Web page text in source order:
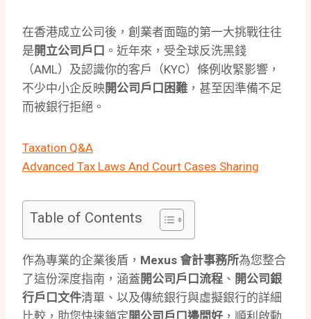
在香港成立公司後，創業者面臨的第一大挑戰往往
是 開立公司戶口 。近年來，受全球反洗黑錢
（AML）及認識你的客戶（KYC）條例收緊影響，
不少中小企反映 開公司戶口困難 ，甚至因準備不足
而被銀行拒絕。
Taxation Q&A
Advanced Tax Laws And Court Cases Sharing
Table of Contents
作為專業的企業後盾， Mexus 會計事務所為您整合
了這份深度指南，涵蓋 開公司戶口流程 、 開公司銀
行戶口文件清單、以及傳統銀行與虛擬銀行的詳細